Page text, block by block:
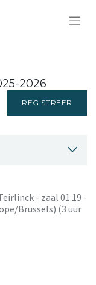
2026
REGISTREER
- zaal 01.19 -
Brussels) (3 uur